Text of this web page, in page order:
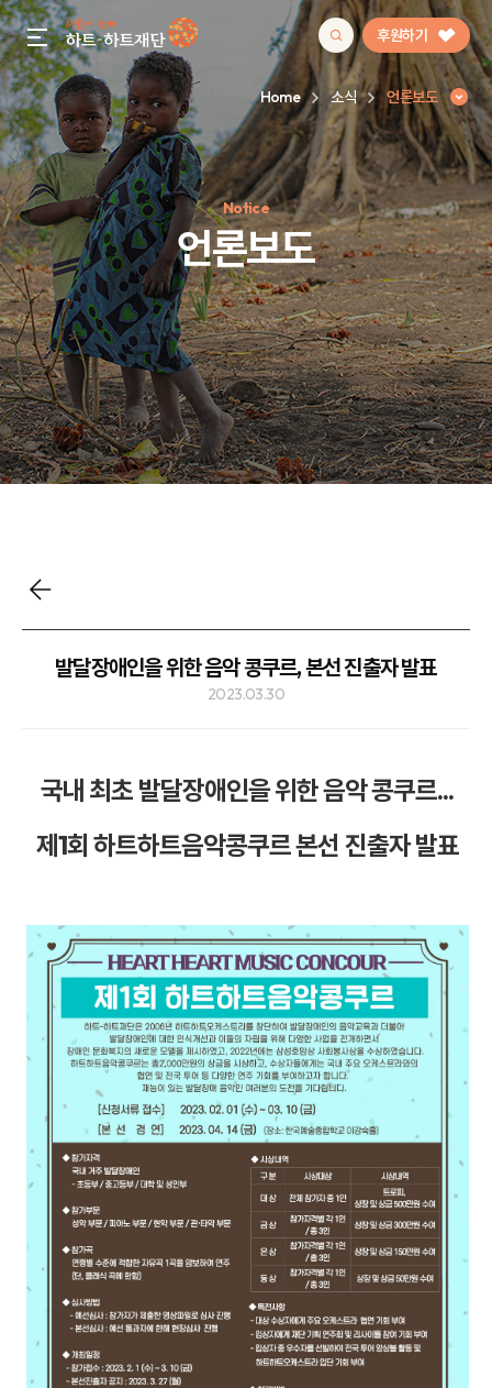
gnb menu open 후원하기
인기 키워드
#정기후원#하트플레이스#캠페인#팬덤후원
Home 소식 언론보도
Notice
언론보도
언론보도
발달장애인을 위한 음악 콩쿠르, 본선 진출자 발표
2023.03.30
국내 최초 발달장애인을 위한 음악 콩쿠르...
제1회 하트하트음악콩쿠르 본선 진출자 발표